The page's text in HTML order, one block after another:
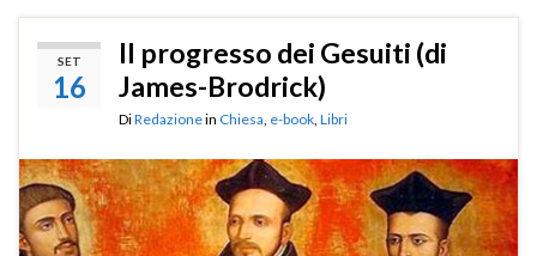
SET
16
Il progresso dei Gesuiti (di
James-Brodrick)
DiRedazionein Chiesa e-book Libri